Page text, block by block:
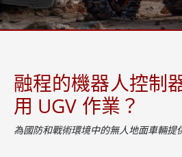
融程的機器人控制
用 UGV 作業？
為國防和戰術環境中的無人地面車輛提